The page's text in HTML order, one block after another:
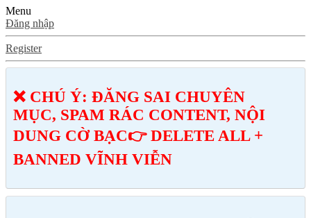
Menu
Đăng nhập
Register
❌ CHÚ Ý: ĐĂNG SAI CHUYÊN
MỤC, SPAM RÁC CONTENT, NỘI
DUNG CỜ BẠC👉 DELETE ALL +
BANNED VĨNH VIỄN